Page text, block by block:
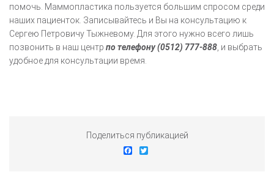
помочь. Маммопластика пользуется большим спросом среди
наших пациенток. Записывайтесь и Вы на консультацию к
Сергею Петровичу Тыжневому. Для этого нужно всего лишь
позвонить в наш центр по телефону (0512) 777-888 , и выбрать
удобное для консультации время.
Поделиться публикацией
Facebook